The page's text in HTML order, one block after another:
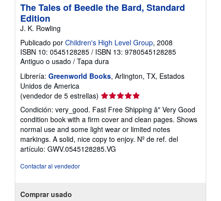
The Tales of Beedle the Bard, Standard
Edition
J. K. Rowling
Publicado por Children's High Level Group, 2008
ISBN 10: 0545128285 / ISBN 13: 9780545128285
Antiguo o usado / Tapa dura
Librería: Greenworld Books, Arlington, TX, Estados
Unidos de America
(vendedor de 5 estrellas) Calificación
del
vendedor:
5
de
5
estrellas
Condición: very_good. Fast Free Shipping â" Very Good
condition book with a firm cover and clean pages. Shows
normal use and some light wear or limited notes
markings. A solid, nice copy to enjoy. Nº de ref. del
artículo: GWV.0545128285.VG
Contactar al vendedor
Comprar usado